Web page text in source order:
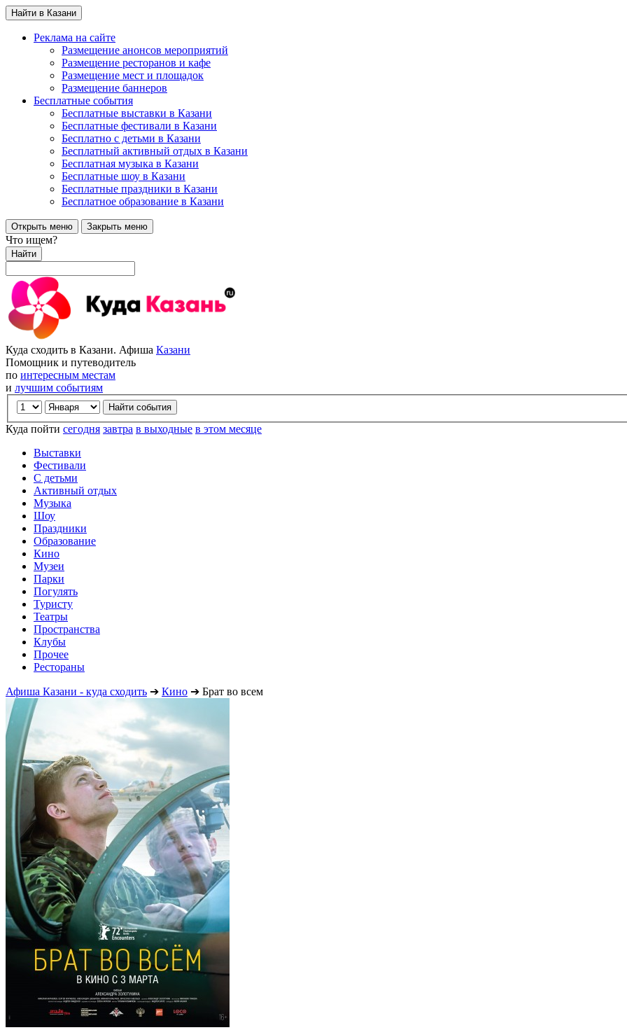
Найти в Казани
Реклама на сайте
Размещение анонсов мероприятий
Размещение ресторанов и кафе
Размещение мест и площадок
Размещение баннеров
Бесплатные события
Бесплатные выставки в Казани
Бесплатные фестивали в Казани
Бесплатно с детьми в Казани
Бесплатный активный отдых в Казани
Бесплатная музыка в Казани
Бесплатные шоу в Казани
Бесплатные праздники в Казани
Бесплатное образование в Казани
Открыть меню Закрыть меню
Что ищем?
Найти
Куда сходить в Казани. Афиша Казани
Помощник и путеводитель
по интересным местам
и лучшим событиям
Куда пойти сегодня завтра в выходные в этом месяце
Выставки
Фестивали
С детьми
Активный отдых
Музыка
Шоу
Праздники
Образование
Кино
Музеи
Парки
Погулять
Туристу
Театры
Пространства
Клубы
Прочее
Рестораны
Афиша Казани - куда сходить ➔ Кино ➔ Брат во всем